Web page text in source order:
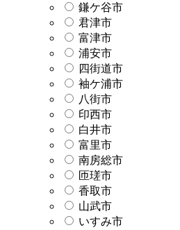
鎌ケ谷市
君津市
富津市
浦安市
四街道市
袖ケ浦市
八街市
印西市
白井市
富里市
南房総市
匝瑳市
香取市
山武市
いすみ市